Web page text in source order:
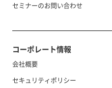
セミナーのお問い合わせ
コーポレート情報
会社概要
セキュリティポリシー